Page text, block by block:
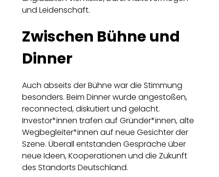
und Leidenschaft.
Zwischen Bühne und
Dinner
Auch abseits der Bühne war die Stimmung
besonders. Beim Dinner wurde angestoßen,
reconnected, diskutiert und gelacht.
Investor*innen trafen auf Gründer*innen, alte
Wegbegleiter*innen auf neue Gesichter der
Szene. Überall entstanden Gespräche über
neue Ideen, Kooperationen und die Zukunft
des Standorts Deutschland.